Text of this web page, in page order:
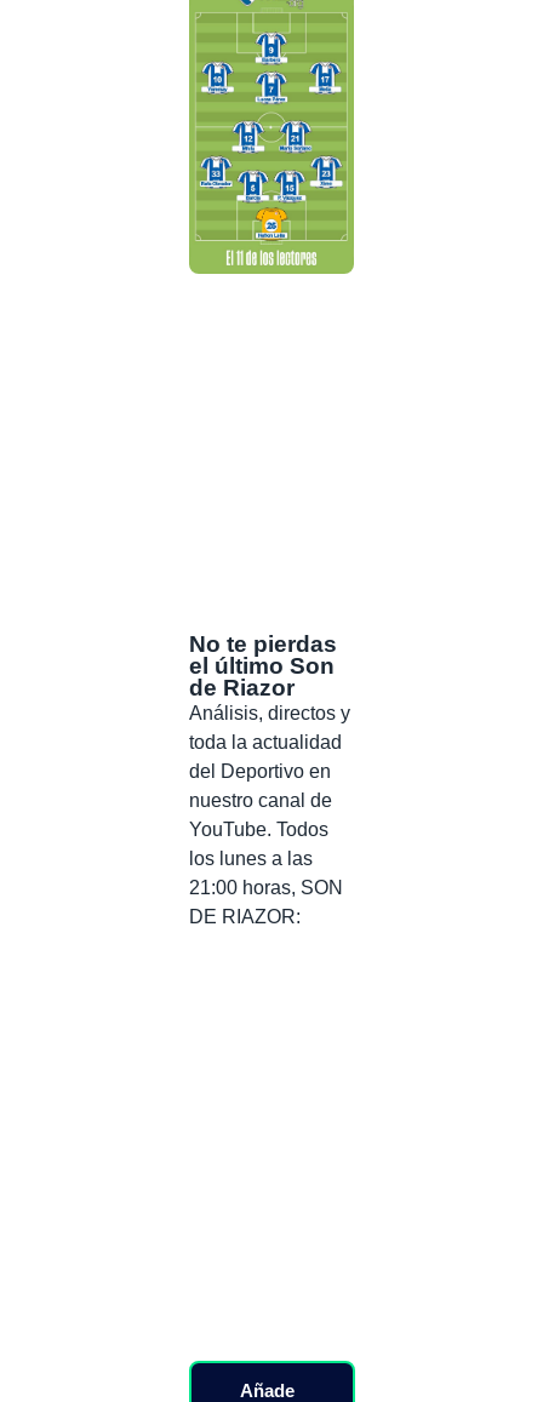
No te pierdas
el último Son
de Riazor
Análisis, directos y
toda la actualidad
del Deportivo en
nuestro canal de
YouTube. Todos
los lunes a las
21:00 horas, SON
DE RIAZOR:
Añade